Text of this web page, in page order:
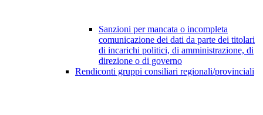
Sanzioni per mancata o incompleta
comunicazione dei dati da parte dei titolari
di incarichi politici, di amministrazione, di
direzione o di governo
Rendiconti gruppi consiliari regionali/provinciali